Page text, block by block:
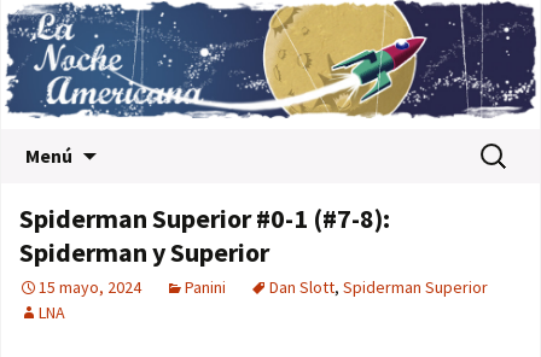
Menú Buscar:
Spiderman Superior #0-1 (#7-8):
Spiderman y Superior
15 mayo, 2024 Panini Dan Slott, Spiderman Superior
LNA